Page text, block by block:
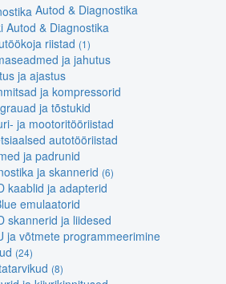
Autod & Diagnostika
Autod & Diagnostika
riistad (1)
ja jahutus
ja ajastus
ja kompressorid
ja tõstukid
ja mootoritööriistad
autotööriistad
ja padrunid
ja skannerid (6)
kaablid ja adapterid
emulaatorid
skannerid ja liidesed
ja võtmete programmeerimine
(24)
(8)